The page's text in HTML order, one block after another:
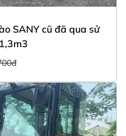
SANY cũ đã qua sử